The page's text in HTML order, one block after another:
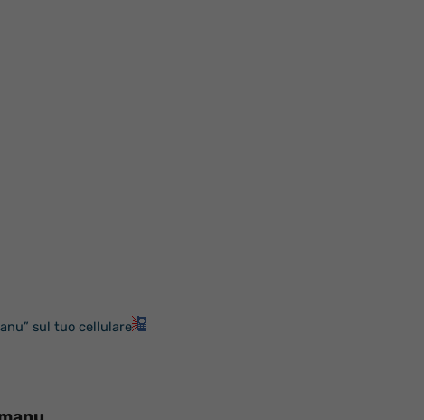
sul tuo cellulare